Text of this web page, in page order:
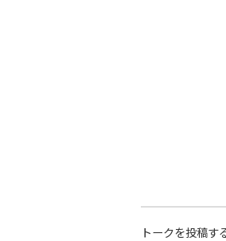
トークを投稿す